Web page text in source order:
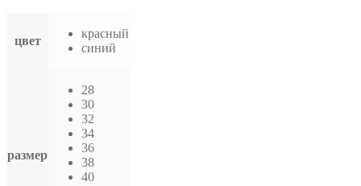
цвет
красный
синий
размер
28
30
32
34
36
38
40